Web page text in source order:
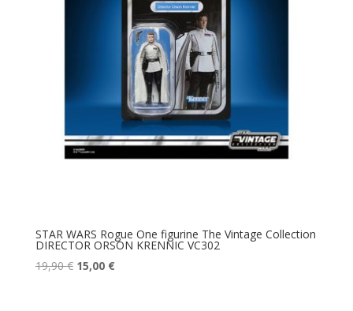
STAR WARS Rogue One figurine The Vintage Collection
DIRECTOR ORSON KRENNIC VC302
19,90€ Le
15,00 €Le